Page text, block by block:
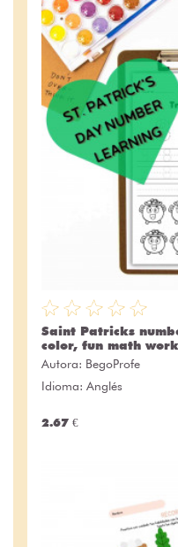
Saint Patricks
color, fun math
Autora: BegoProfe
Idioma: Anglés
2.67 €